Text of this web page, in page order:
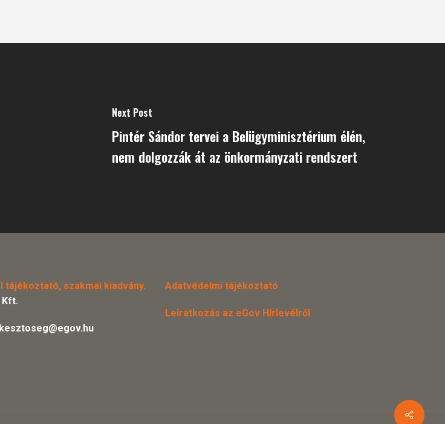
Next Post
Pintér Sándor tervei a Belügyminisztérium élén,
nem dolgozzák át az önkormányzati rendszert
tájékoztató, szakmai kiadvány.
Kft.
Adatvédelmi tájékoztató
Leiratkozás az eGov Hírlevélről